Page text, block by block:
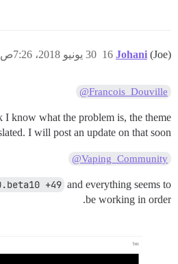
Johani (Joe) 30 يونيو 2018، 7:26ص 16
@Francois_Douville
I know what the problem is, the theme
I will post an update on that soon.
@Vaping_Community
+49 and everything seems to
be working in order.